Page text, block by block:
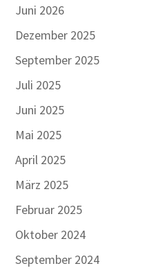
Juni 2026
Dezember 2025
September 2025
Juli 2025
Juni 2025
Mai 2025
April 2025
März 2025
Februar 2025
Oktober 2024
September 2024